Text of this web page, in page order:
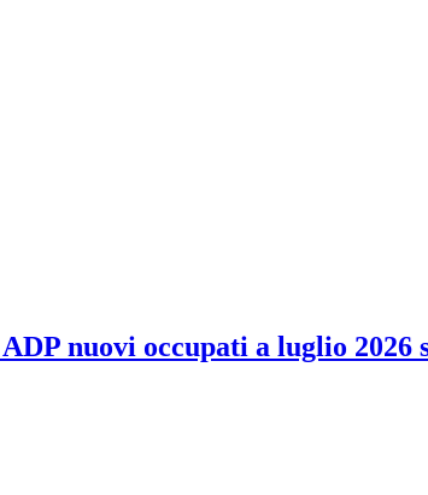
nuovi occupati a luglio 2026